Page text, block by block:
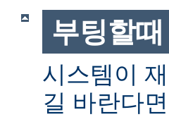
부팅할
시스템이
길 바란다